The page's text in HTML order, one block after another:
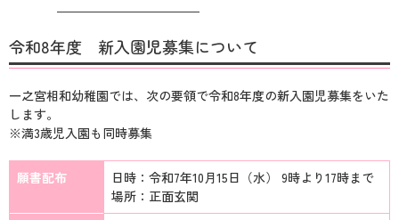
令和8年度 新入園児募集について
一之宮相和幼稚園では、次の要領で令和8年度の新入園児募集をいた
します。
※満3歳児入園も同時募集
願書配布 日時：令和7年10月15日（水） 9時より17時まで
場所：正面玄関